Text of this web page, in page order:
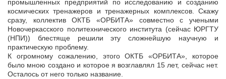
промышленных предприятий по исследованию и созданию
космических тренажеров и тренажерных комплексов. Скажу
сразу, коллектив ОКТБ «ОРБИТА» совместно с учеными
Новочеркасского политехнического института (сейчас ЮРГТУ
(НПИ)) блестяще решили эту сложнейшую научную и
практическую проблему.
К огромному сожалению, этого ОКТБ «ОРБИТА», которое
было мною создано и которое я возглавлял 15 лет, сейчас нет.
Осталось от него только название.